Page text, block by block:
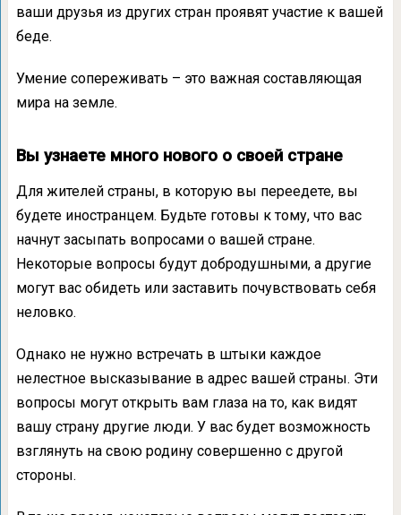
ваши друзья из других стран проявят участие к вашей
беде.
Умение сопереживать – это важная составляющая
мира на земле.
Вы узнаете много нового о своей стране
Для жителей страны, в которую вы переедете, вы
будете иностранцем. Будьте готовы к тому, что вас
начнут засыпать вопросами о вашей стране.
Некоторые вопросы будут добродушными, а другие
могут вас обидеть или заставить почувствовать себя
неловко.
Однако не нужно встречать в штыки каждое
нелестное высказывание в адрес вашей страны. Эти
вопросы могут открыть вам глаза на то, как видят
вашу страну другие люди. У вас будет возможность
взглянуть на свою родину совершенно с другой
стороны.